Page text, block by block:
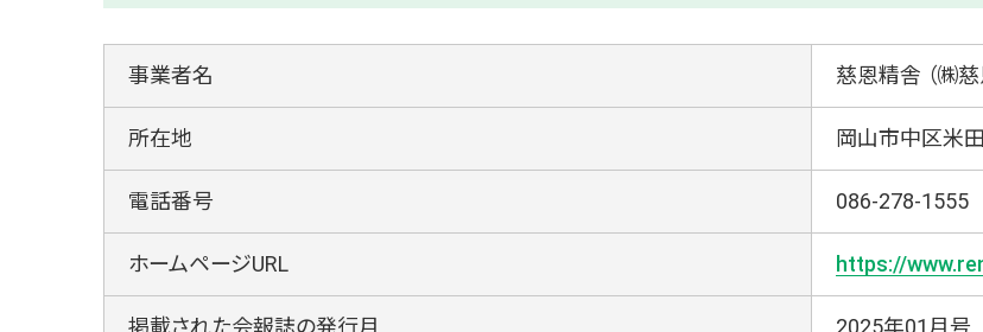
事業者名 慈恩精舎 （㈱慈
所在地 岡山市中区米田
電話番号 086-278-1555
ホームページURL https://
掲載された会報誌の発行月 2025年01月号